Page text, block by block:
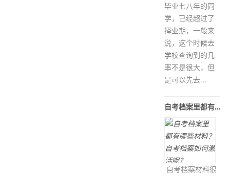
毕业七八年的同
学，已经超过了
择业期，一般来
说，这个时候去
学校查询到的几
率不是很大，但
是可以先去...
自考档案里都有哪些材料？自考档案如
自考档案材料很